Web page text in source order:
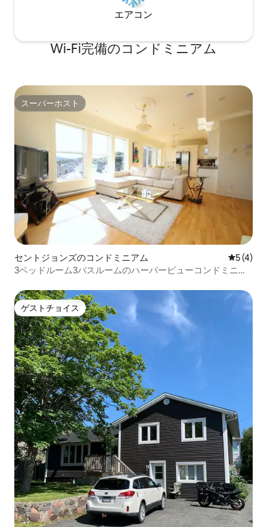
エアコン
Wi-Fi完備のコンドミニアム
スーパーホスト
スーパーホスト
セントジョンズのコンドミニアム レビュー
5 (4)
3ベッドルーム3バスルームのハーバービューコンドミニア
ゲストチョイス
ゲストチョイス